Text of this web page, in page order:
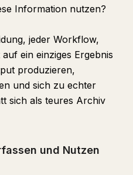
Information nutzen?
jeder Workflow,
ein einziges Ergebnis
produzieren,
und sich zu echter
sich als teures Archiv
und Nutzen